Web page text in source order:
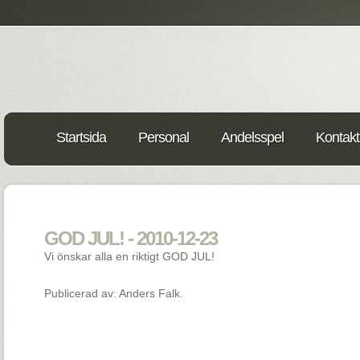
Startsida Personal Andelsspel
GOD JUL! - 2010-12-23
Vi önskar alla en riktigt GOD JUL!
Publicerad av: Anders Falk.